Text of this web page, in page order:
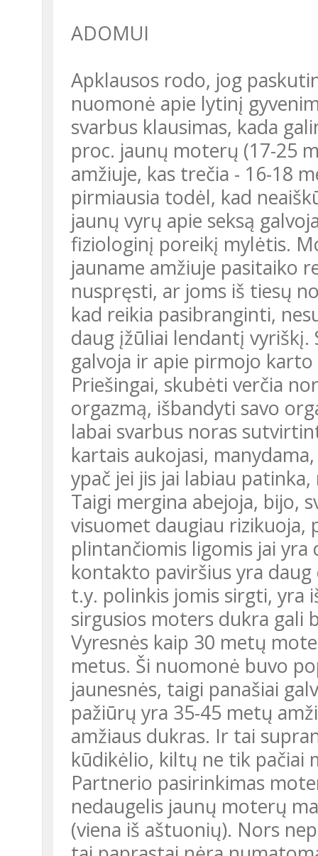
ADOMUI
Apklausos rodo, jog
nuomonė apie lytinį
svarbus klausimas, kada
proc. jaunų moterų (17-25
amžiuje, kas trečia - 16-18
pirmiausia todėl, kad
jaunų vyrų apie seksą
fiziologinį poreikį mylėtis.
jauname amžiuje pasitaiko
nuspręsti, ar joms iš tiesų
kad reikia pasibranginti,
daug įžūliai lendantį vyriškį.
galvoja ir apie pirmojo
Priešingai, skubėti verčia
orgazmą, išbandyti savo
labai svarbus noras
kartais aukojasi,
ypač jei jis jai labiau
Taigi mergina abejoja, bijo,
visuomet daugiau rizikuoja,
plintančiomis ligomis jai
kontakto paviršius yra
t.y. polinkis jomis sirgti, yra
sirgusios moters dukra gali
Vyresnės kaip 30 metų
metus. Ši nuomonė buvo
jaunesnės, taigi panašiai
pažiūrų yra 35-45 metų
amžiaus dukras. Ir tai
kūdikėlio, kiltų ne tik pačiai
Partnerio pasirinkimas
nedaugelis jaunų moterų
(viena iš aštuonių). Nors